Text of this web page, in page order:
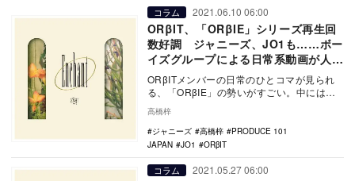
コラム 2021.06.10 06:00
ORβIT、「ORβIE」シリーズ再生回
数好調 ジャニーズ、JO1も……ボー
イズグループによる日常系動画が人気
の理由
ORβITメンバーの日常のひとコマが見られ
る、「ORβIE」の勢いがすごい。中には、
「『Blind』M/V Behind the…
高橋梓
ジャニーズ
高橋梓
PRODUCE 101
JAPAN
JO1 ORβIT
コラム 2021.05.27 06:00